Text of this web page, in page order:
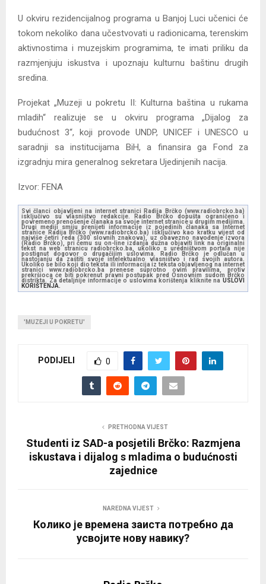
U okviru rezidencijalnog programa u Banjoj Luci učenici će
tokom nekoliko dana učestvovati u radionicama, terenskim
aktivnostima i muzejskim programima, te imati priliku da
razmjenjuju iskustva i upoznaju kulturnu baštinu drugih
sredina.
Projekat „Muzeji u pokretu II: Kulturna baština u rukama
mladih“ realizuje se u okviru programa „Dijalog za
budućnost 3“, koji provode UNDP, UNICEF i UNESCO u
saradnji sa institucijama BiH, a finansira ga Fond za
izgradnju mira generalnog sekretara Ujedinjenih nacija.
Izvor: FENA
Svi članci objavljeni na internet stranici Radija Brčko (www.radiobrcko.ba)
isključivo su vlasništvo redakcije. Radio Brčko dopušta ograničeno i
povremeno prenošenje članaka sa svoje internet stranice u drugim medijima.
Drugi mediji smiju prenijeti informacije iz pojedinih članaka sa Internet
stranice Radija Brčko (www.radiobrcko.ba) isključivo kao kratku vijest od
najviše četiri reda (300 slovnih znakova), uz obavezno navođenje izvora
(Radio Brčko), pri čemu su on-line izdanja dužna objaviti link na originalni
tekst na web stranicu radiobrcko.ba, ukoliko s uredništvom portala nije
postignut dogovor o drugačijim uslovima. Radio Brčko je odlučan u
nastojanju da zaštiti svoje intelektualno vlasništvo i rad svojih autora.
Ukoliko se bilo koji dio teksta ili informacija iz teksta objavljenog na internet
stranici www.radiobrcko.ba prenese suprotno ovim pravilima, protiv
prekršioca će biti pokrenut pravni postupak pred Osnovnim sudom Brčko
distrikta. Za detaljnije informacije o uslovima korištenja kliknite na USLOVI
KORIŠTENJA.
'MUZEJI U POKRETU'
PODIJELI 0
PRETHODNA VIJEST
Studenti iz SAD-a posjetili Brčko: Razmjena
iskustava i dijalog s mladima o budućnosti
zajednice
NAREDNA VIJEST
Колико је времена заиста потребно да
усвојите нову навику?